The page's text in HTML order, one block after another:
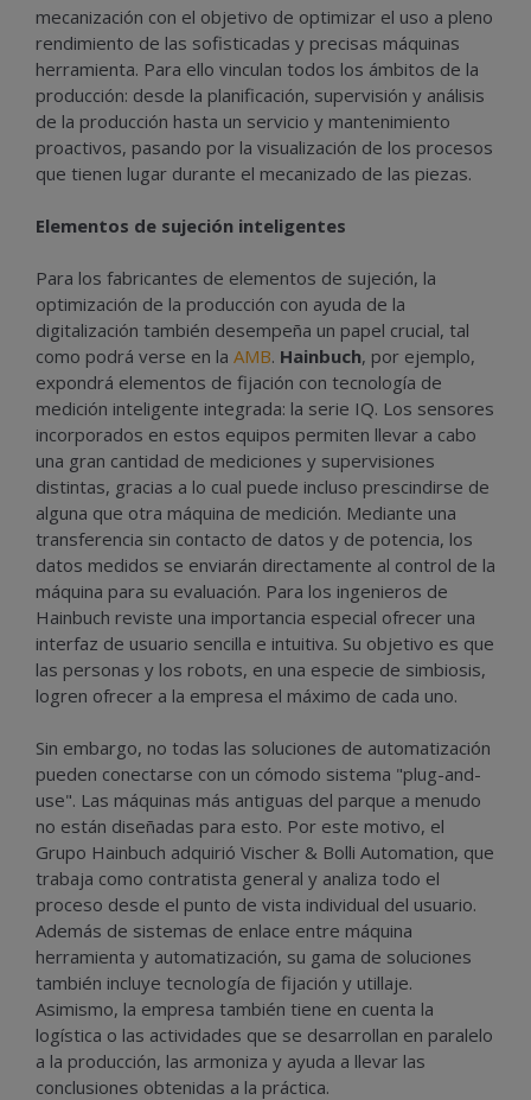
mecanización con el objetivo de optimizar el uso a pleno
rendimiento de las sofisticadas y precisas máquinas
herramienta. Para ello vinculan todos los ámbitos de la
producción: desde la planificación, supervisión y análisis
de la producción hasta un servicio y mantenimiento
proactivos, pasando por la visualización de los procesos
que tienen lugar durante el mecanizado de las piezas.
Elementos de sujeción inteligentes
Para los fabricantes de elementos de sujeción, la
optimización de la producción con ayuda de la
digitalización también desempeña un papel crucial, tal
como podrá verse en la AMB. Hainbuch, por ejemplo,
expondrá elementos de fijación con tecnología de
medición inteligente integrada: la serie IQ. Los sensores
incorporados en estos equipos permiten llevar a cabo
una gran cantidad de mediciones y supervisiones
distintas, gracias a lo cual puede incluso prescindirse de
alguna que otra máquina de medición. Mediante una
transferencia sin contacto de datos y de potencia, los
datos medidos se enviarán directamente al control de la
máquina para su evaluación. Para los ingenieros de
Hainbuch reviste una importancia especial ofrecer una
interfaz de usuario sencilla e intuitiva. Su objetivo es que
las personas y los robots, en una especie de simbiosis,
logren ofrecer a la empresa el máximo de cada uno.
Sin embargo, no todas las soluciones de automatización
pueden conectarse con un cómodo sistema "plug-and-
use". Las máquinas más antiguas del parque a menudo
no están diseñadas para esto. Por este motivo, el
Grupo Hainbuch adquirió Vischer & Bolli Automation, que
trabaja como contratista general y analiza todo el
proceso desde el punto de vista individual del usuario.
Además de sistemas de enlace entre máquina
herramienta y automatización, su gama de soluciones
también incluye tecnología de fijación y utillaje.
Asimismo, la empresa también tiene en cuenta la
logística o las actividades que se desarrollan en paralelo
a la producción, las armoniza y ayuda a llevar las
conclusiones obtenidas a la práctica.